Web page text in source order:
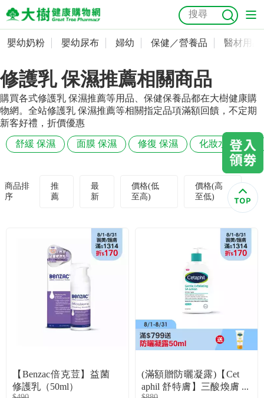
嬰幼奶粉
嬰幼尿布
婦幼
保健／營養品
食品／健康食補
優惠活動
抗菌 尿布 大樹獨家 益生菌 魚油 幼兒米餅
奶瓶奶嘴
會員資料及密碼修改
常用收件人清單
訂單查詢
收藏清單
優惠券查詢
嬰幼奶粉 嬰幼尿布 婦幼 保健／營養品 醫材用品
修護乳 保濕推薦相關商品
購買各式修護乳 保濕推薦等用品、保健保養品都在大樹健康購
物網。全站修護乳 保濕推薦等相關指定品項滿額回饋，不定期
新客好禮，折價優惠
舒緩 保濕 面膜 保濕 修復 保濕 化妝水 保濕
商品排
序
推
薦
最
新
價格(低
至高)
價格(高
至低)
【Benzac倍克荳】益菌
修護乳（50ml）
(滿額贈防曬凝露)【Cet
aphil 舒特膚】三酸煥膚